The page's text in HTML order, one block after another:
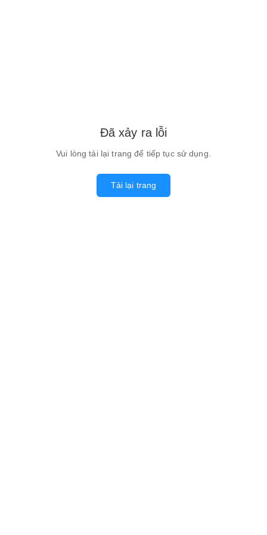
Đã xảy ra lỗi
Vui lòng tải lại trang để tiếp tục sử dụng.
Tải lại trang